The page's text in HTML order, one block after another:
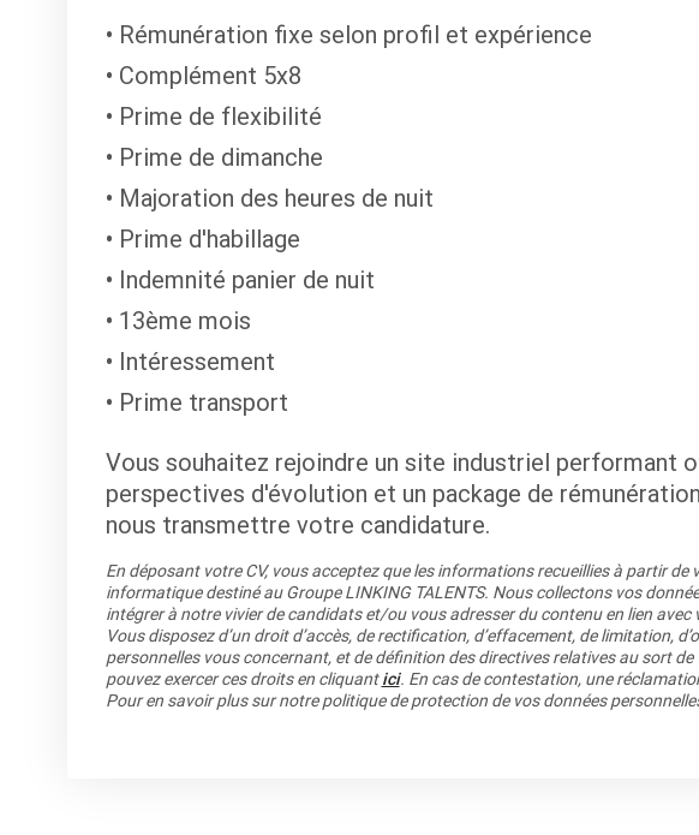
Rémunération fixe selon profil et expérience
Complément 5x8
Prime de flexibilité
Prime de dimanche
Majoration des heures de nuit
Prime d'habillage
Indemnité panier de nuit
13ème mois
Intéressement
Prime transport
Vous souhaitez rejoindre un site industriel performant
perspectives d'évolution et un package de
nous transmettre votre candidature.
En déposant votre CV, vous acceptez que les informations recueillies à partir de
informatique destiné au Groupe LINKING TALENTS. Nous collectons vos
intégrer à notre vivier de candidats et/ou vous adresser du contenu en lien avec
Vous disposez d’un droit d’accès, de rectification, d’effacement, de limitation,
personnelles vous concernant, et de définition des directives relatives au sort
pouvez exercer ces droits en cliquantici. En cas de contestation, une
Pour en savoir plus sur notre politique de protection de vos données